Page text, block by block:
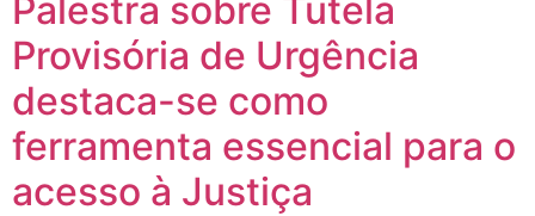
Palestra sobre Tutela
Provisória de Urgência
destaca-se como
ferramenta essencial para o
acesso à Justiça